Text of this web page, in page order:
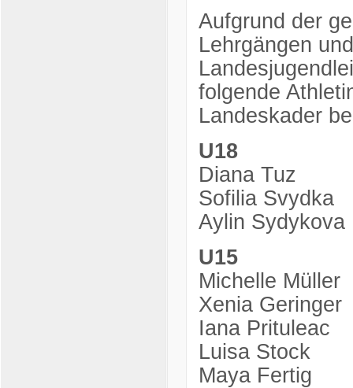
Aufgrund der
Lehrgängen
folgende
Landeskader
U18
Diana Tuz
Sofilia Svydka
Aylin Sydykova
U15
Michelle Müller
Xenia Geringer
Iana Prituleac
Luisa Stock
Maya Fertig